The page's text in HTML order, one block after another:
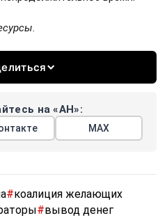
на «АН»:
МАХ
#коалиция желающих
#вывод денег